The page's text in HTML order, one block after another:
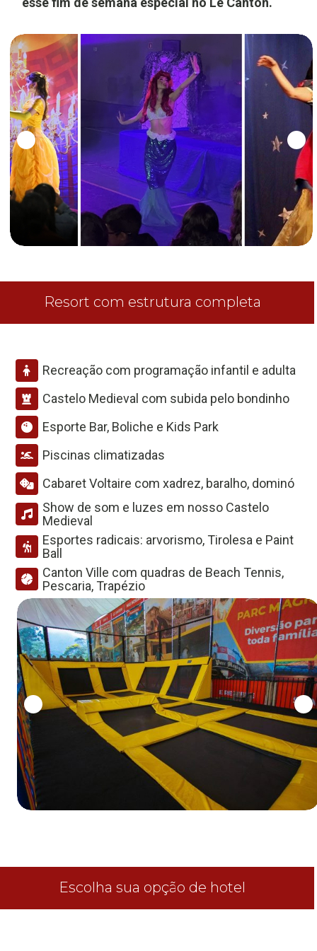
Resort com estrutura completa
Recreação com programação infantil e adulta
Castelo Medieval com subida pelo bondinho
Esporte Bar, Boliche e Kids Park
Piscinas climatizadas
Cabaret Voltaire com xadrez, baralho, dominó
Show de som e luzes em nosso Castelo
Medieval
Esportes radicais: arvorismo, Tirolesa e Paint
Ball
Canton Ville com quadras de Beach Tennis,
Pescaria, Trapézio
Escolha sua opção de hotel